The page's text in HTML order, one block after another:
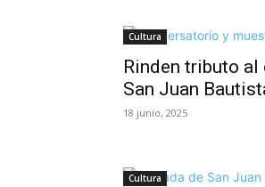
Cultura
Rinden tributo
San Juan
18 junio, 2025
Cultura